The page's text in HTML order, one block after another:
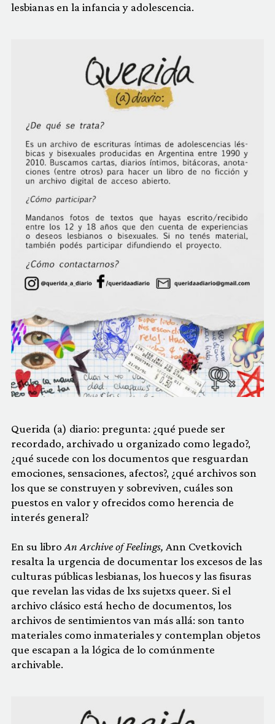
lesbianas en la infancia y adolescencia.
Querida (a) diario: pregunta: ¿qué puede ser
recordado, archivado u organizado como legado?,
¿qué sucede con los documentos que resguardan
emociones, sensaciones, afectos?, ¿qué archivos son
los que se construyen y sobreviven, cuáles son
puestos en valor y ofrecidos como herencia de
interés general?
En su libroAn Archive of Feelings, Ann Cvetkovich
resalta la urgencia de documentar los excesos de las
culturas públicas lesbianas, los huecos y las fisuras
que revelan las vidas de lxs sujetxs queer. Si el
archivo clásico está hecho de documentos, los
archivos de sentimientos van más allá: son tanto
materiales como inmateriales y contemplan objetos
que escapan a la lógica de lo comúnmente
archivable.